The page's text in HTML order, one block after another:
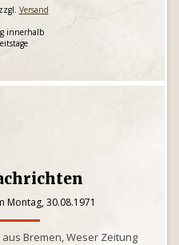
Versand
innerhalb
Montag, 30.08.1971
Bremen, Weser Zeitung